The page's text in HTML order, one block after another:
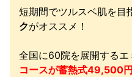
短期間でツルスベ肌を目
クがオススメ！
全国に60院を展開するエ
コースが蓄熱式49,500円